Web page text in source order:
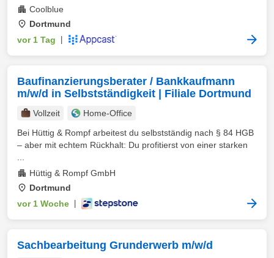
Coolblue
Dortmund
vor 1 Tag
Baufinanzierungsberater / Bankkaufmann
m/w/d in Selbstständigkeit | Filiale Dortmund
Vollzeit
Home-Office
Bei Hüttig & Rompf arbeitest du selbstständig nach § 84 HGB
– aber mit echtem Rückhalt: Du profitierst von einer starken
Hüttig & Rompf GmbH
Dortmund
vor 1 Woche
Sachbearbeitung Grunderwerb m/w/d